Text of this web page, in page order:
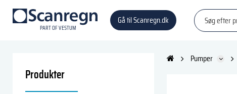
PARTOF VESTUM
Gå til Scanregn.dk
Produkter
Pumper